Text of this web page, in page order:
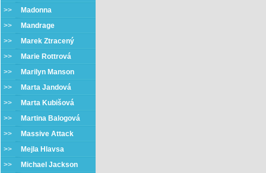
>>
Madonna
>>
Mandrage
>>
Marek Ztracený
>>
Marie Rottrová
>>
Marilyn Manson
>>
Marta Jandová
>>
Marta Kubišová
>>
Martina Balogová
>>
Massive Attack
>>
Mejla Hlavsa
>>
Michael Jackson